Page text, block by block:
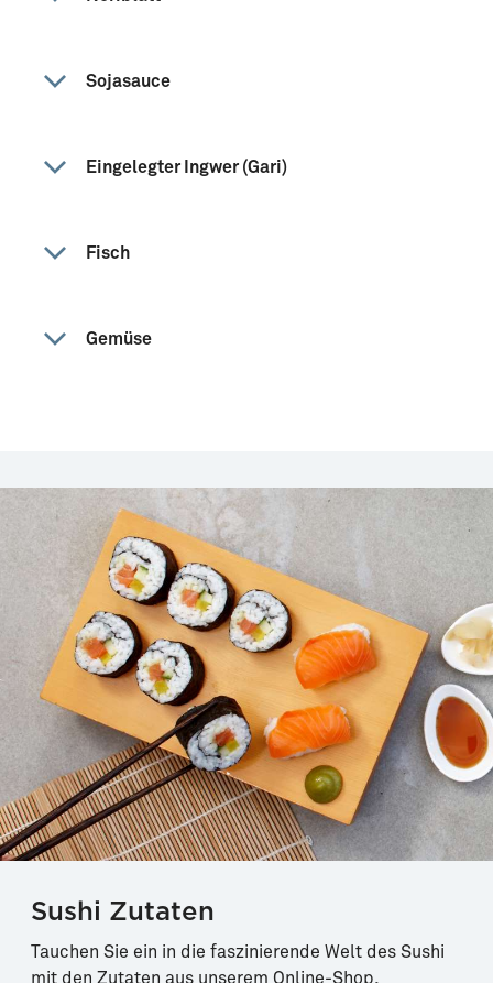
Sojasauce
Eingelegter Ingwer (Gari)
Fisch
Gemüse
Sushi Zutaten
Tauchen Sie ein in die faszinierende Welt des Sushi
mit den Zutaten aus unserem Online-Shop,